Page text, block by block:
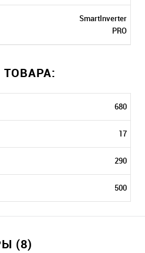
SmartInverter
PRO
680
17
290
500
(8)